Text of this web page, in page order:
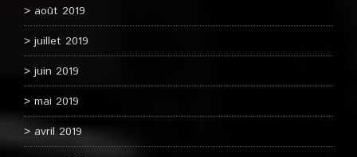
août 2019
juillet 2019
juin 2019
mai 2019
avril 2019